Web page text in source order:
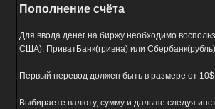
Пополнение счёта
Для ввода денег на биржу необходимо
США), ПриватБанк(гривна) или
Первый перевод должен быть в размере от
Выбираете валюту, сумму и дальше следуя